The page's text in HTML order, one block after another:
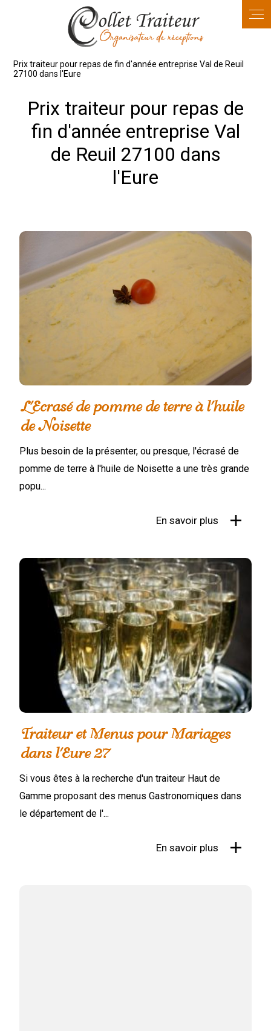
Prix traiteur pour repas de fin d'année entreprise Val de Reuil
27100 dans l'Eure
Prix traiteur pour repas de
fin d'année entreprise Val
de Reuil 27100 dans
l'Eure
L'Ecrasé de pomme de terre à l'huile
de Noisette
Plus besoin de la présenter, ou presque, l'écrasé de
pomme de terre à l'huile de Noisette a une très grande
popu...
En savoir plus
Traiteur et Menus pour Mariages
dans l'Eure 27
Si vous êtes à la recherche d'un traiteur Haut de
Gamme proposant des menus Gastronomiques dans
le département de l'...
En savoir plus
Panneau de gestion des cookies